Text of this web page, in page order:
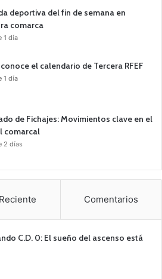
deportiva del fin de semana en
comarca
1 día
conoce el calendario de Tercera RFEF
1 día
de Fichajes: Movimientos clave en el
comarcal
2 días
Reciente Comentarios
C.D. 0: El sueño del ascenso está